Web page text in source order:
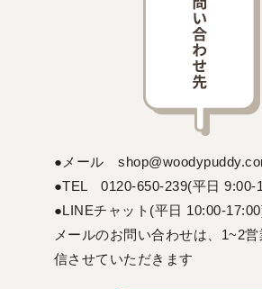
●メール
●TEL 0120-650-239(平日 9:00-
●LINEチャット(平日 10:00-
メールのお問い合わせは、1~2
信させていただきます